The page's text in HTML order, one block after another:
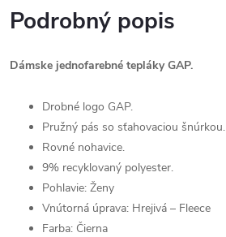
Podrobný popis
Dámske jednofarebné tepláky GAP.
Drobné logo GAP.
Pružný pás so sťahovaciou šnúrkou.
Rovné nohavice.
9% recyklovaný polyester.
Pohlavie: Ženy
Vnútorná úprava: Hrejivá – Fleece
Farba: Čierna